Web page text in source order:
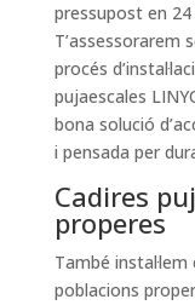
pressupost en
T’assessorarem
procés
pujaescales
bona solució
i pensada per
Cadires
properes
També
poblacions